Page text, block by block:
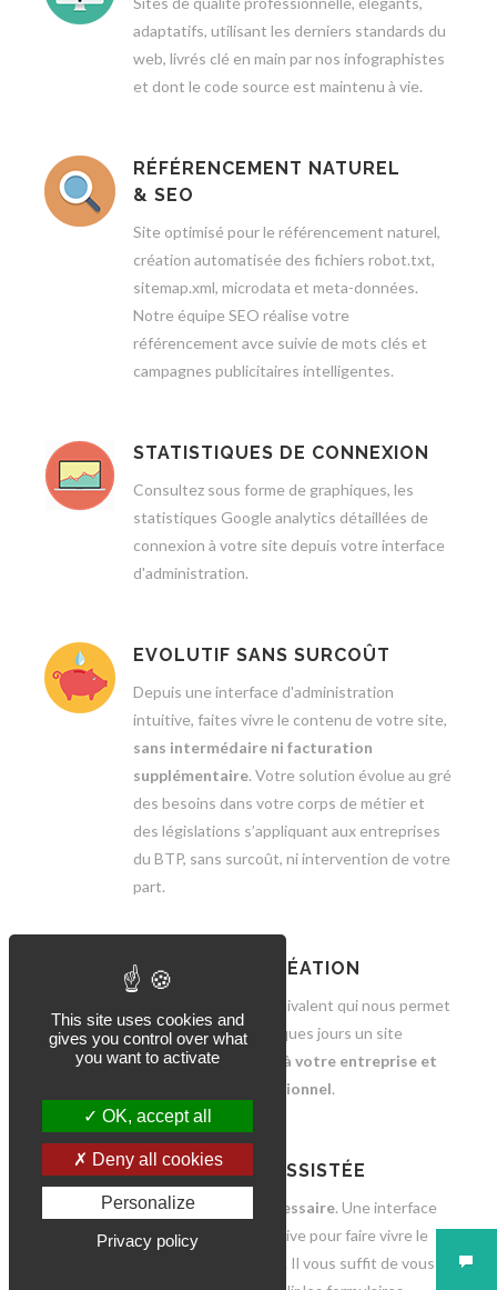
adaptatifs, utilisant les derniers standards du
web, livrés clé en main par nos infographistes
et dont le code source est maintenu à vie.
RÉFÉRENCEMENT NATUREL
& SEO
Site optimisé pour le référencement naturel,
création automatisée des fichiers robot.txt,
sitemap.xml, microdata et meta-données.
Notre équipe SEO réalise votre
référencement avce suivie de mots clés et
campagnes publicitaires intelligentes.
STATISTIQUES DE CONNEXION
Consultez sous forme de graphiques, les
statistiques Google analytics détaillées de
connexion à votre site depuis votre interface
d'administration.
EVOLUTIF SANS SURCOÛT
Depuis une interface d'administration
intuitive, faites vivre le contenu de votre site,
sans intermédaire ni facturation
supplémentaire. Votre solution évolue au gré
des besoins dans votre corps de métier et
des législations s’appliquant aux entreprises
du BTP, sans surcoût, ni intervention de votre
part.
RAPIDITÉ DE CRÉATION
Une solution sans équivalent qui nous permet
de vous livrer en quelques jours un site
professionel,
adapté à votre entreprise et
parfaitement opérationnel.
TOTALEMENT ASSISTÉE
Aucun prérequis nécessaire. Une interface
d'administration intuitive pour faire vivre le
contenu de votre site. Il vous suffit de vous
This site uses cookies and
gives you control over what
you want to activate
OK, accept all
Deny all cookies
Personalize
Privacy policy